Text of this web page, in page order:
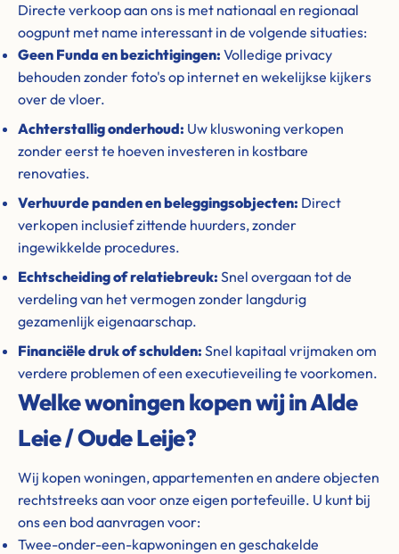
Directe verkoop aan ons is met nationaal en regionaal
oogpunt met name interessant in de volgende situaties:
Geen Funda en bezichtigingen: Volledige privacy
behouden zonder foto's op internet en wekelijkse kijkers
over de vloer.
Achterstallig onderhoud: Uw kluswoning verkopen
zonder eerst te hoeven investeren in kostbare
renovaties.
Verhuurde panden en beleggingsobjecten: Direct
verkopen inclusief zittende huurders, zonder
ingewikkelde procedures.
Echtscheiding of relatiebreuk: Snel overgaan tot de
verdeling van het vermogen zonder langdurig
gezamenlijk eigenaarschap.
Financiële druk of schulden: Snel kapitaal vrijmaken om
verdere problemen of een executieveiling te voorkomen.
Welke woningen kopen wij in Alde
Leie / Oude Leije?
Wij kopen woningen, appartementen en andere objecten
rechtstreeks aan voor onze eigen portefeuille. U kunt bij
ons een bod aanvragen voor:
Twee-onder-een-kapwoningen en geschakelde